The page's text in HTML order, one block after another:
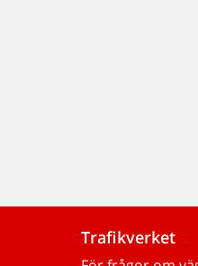
Trafikverket